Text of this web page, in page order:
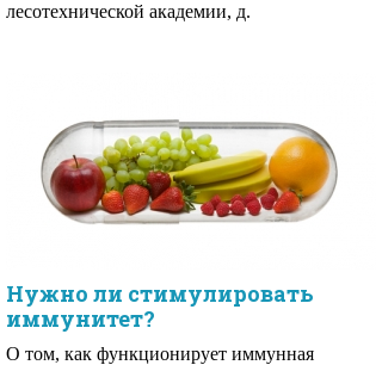
лесотехнической академии, д.
Нужно ли стимулировать
иммунитет?
О том, как функционирует иммунная